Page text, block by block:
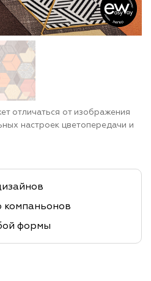
отличаться от изображения
настроек цветопередачи и
формы